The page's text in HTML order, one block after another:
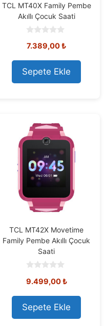
TCL MT40X Family Pembe
Akıllı Çocuk Saati
o
t
o
f
5
7.389,00₺
Sepete Ekle
TCL MT42X Movetime
Family Pembe Akıllı Çocuk
Saati
o
t
o
f
5
9.499,00₺
Sepete Ekle